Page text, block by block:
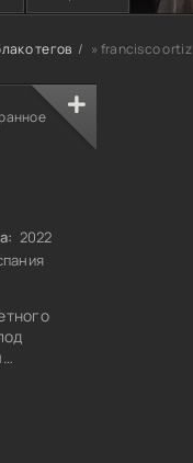
тегов » francisco ortiz
2022